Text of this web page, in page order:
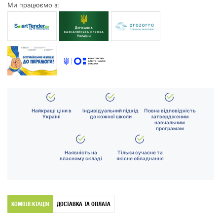
Ми працюємо з:
Найкращі ціни в
Україні
Індивідуальний підхід
до кожної школи
Повна відповідність
затвердженим
навчальним
програмам
Наявність на
власному складі
Тільки сучасне та
якісне обладнання
КОМПЛЕКТАЦІЯ ДОСТАВКА ТА ОПЛАТА